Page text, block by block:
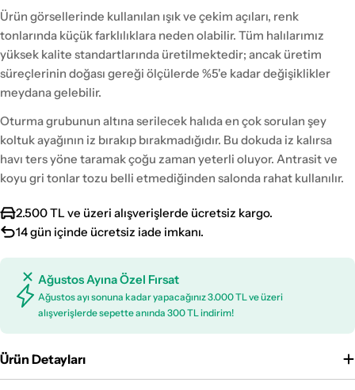
Ürün görsellerinde kullanılan ışık ve çekim açıları, renk
tonlarında küçük farklılıklara neden olabilir. Tüm halılarımız
yüksek kalite standartlarında üretilmektedir; ancak üretim
süreçlerinin doğası gereği ölçülerde %5'e kadar değişiklikler
meydana gelebilir.
Oturma grubunun altına serilecek halıda en çok sorulan şey
koltuk ayağının iz bırakıp bırakmadığıdır. Bu dokuda iz kalırsa
havı ters yöne taramak çoğu zaman yeterli oluyor. Antrasit ve
koyu gri tonlar tozu belli etmediğinden salonda rahat kullanılır.
2.500 TL ve üzeri alışverişlerde ücretsiz kargo.
14 gün içinde ücretsiz iade imkanı.
Ağustos Ayına Özel Fırsat
Ağustos ayı sonuna kadar yapacağınız 3.000 TL ve üzeri
alışverişlerde sepette anında 300 TL indirim!
Ürün Detayları